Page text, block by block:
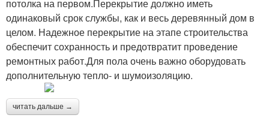
потолка на первом.Перекрытие должно иметь
одинаковый срок службы, как и весь деревянный дом в
целом. Надежное перекрытие на этапе строительства
обеспечит сохранность и предотвратит проведение
ремонтных работ.Для пола очень важно оборудовать
дополнительную тепло- и шумоизоляцию.
читать дальше →